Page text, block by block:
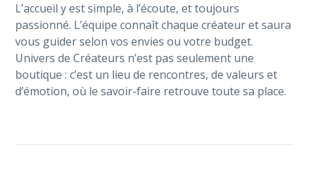
L’accueil y est simple, à l’écoute, et toujours
passionné. L’équipe connaît chaque créateur et saura
vous guider selon vos envies ou votre budget.
Univers de Créateurs n’est pas seulement une
boutique : c’est un lieu de rencontres, de valeurs et
d’émotion, où le savoir-faire retrouve toute sa place.